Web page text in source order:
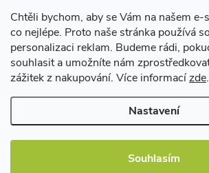
Chtěli bychom, aby se Vám na našem
co nejlépe. Proto naše stránka používá
personalizaci reklam. Budeme rádi,
souhlasit a umožníte nám
zážitek z nakupování. Více informacízde.
Nastavení
Souhlasím
Facebook
Užitečné informace